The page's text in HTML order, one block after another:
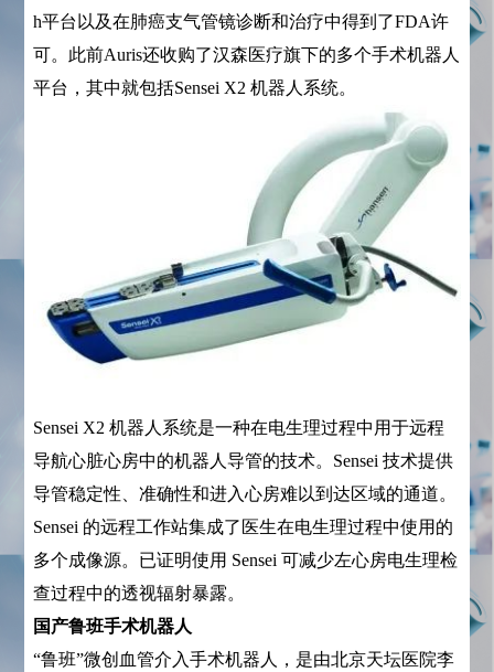
h平台以及在肺癌支气管镜诊断和治疗中得到了FDA许
可。此前Auris还收购了汉森医疗旗下的多个手术机器人
平台，其中就包括Sensei X2 机器人系统。
Sensei X2 机器人系统是一种在电生理过程中用于远程
导航心脏心房中的机器人导管的技术。Sensei 技术提供
导管稳定性、准确性和进入心房难以到达区域的通道。
Sensei 的远程工作站集成了医生在电生理过程中使用的
多个成像源。已证明使用 Sensei 可减少左心房电生理检
查过程中的透视辐射暴露。
国产鲁班手术机器人
“鲁班”微创血管介入手术机器人，是由北京天坛医院李